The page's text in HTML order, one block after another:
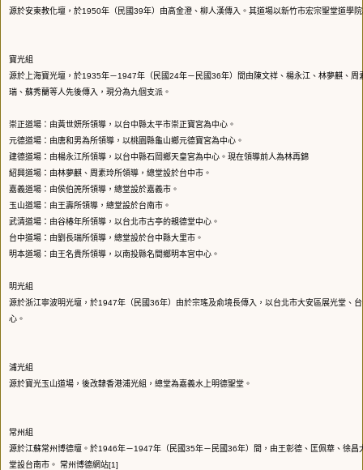
源於安東教化壇，於1950年（民國39年）由高金澄、柳人漢傳入。其道場以新竹市宏宗聖堂道學
寶光組
源於上海寶光壇，於1935年－1947年（民國24年－民國36年）間由陳文祥、楊永江、林夢麒、周
瑞、蘇秀蘭等人先後傳入，現分為九個支派。
崇正道場：由黃世妍所領導，以台中縣太平市崇正寶宮為中心。
元德道場：由唐和男為所領導，以桃園縣龜山鄉元德寶宮為中心。
建德道場：由楊永江所領導，以台中縣石岡鄉天皇宮為中心。現在領導前人為林再錦
紹興道場：由林夢麒、周素玲所領導，總堂設於台中市。
嘉義道場：由侯伯箎所領導，總堂設於嘉義市。
玉山道場：由王壽所領導，總堂設於台南市。
武清道場：由谷椿年所領導，以台北市古亭的親德堂中心。
台中道場：由劉長瑞所領導，總堂設於台中縣大里市。
明本道場：由王名貴所領導，以南投縣名間鄉明本宮中心。
明光組
源於浙江寧波明光壇，於1947年（民國36年）由於宗瑤及俞境長傳入，以台北市大安區展光堂、
心。
浦光組
源於寶光玉山道場，後改隸香港浦光組，總堂為嘉義水上明德聖堂。
常州組
源於江蘇常州博德壇。於1946年－1947年（民國35年－民國36年）間，由王彰德、匡佩華、徐昌
堂設台南市。 常州博德網站[1]